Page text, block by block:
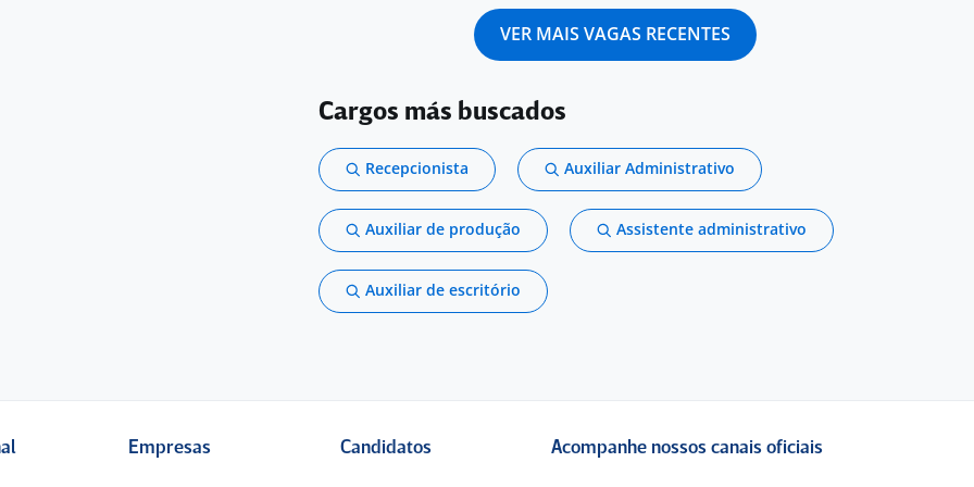
VER MAIS VAGAS RECENTES
Cargos más buscados
Recepcionista Auxiliar Administrativo
Auxiliar de produção Assistente administrativo
Auxiliar de escritório
Empresas Candidatos Acompanhe nossos canais oficiais